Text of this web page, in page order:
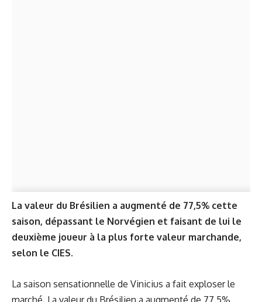
La valeur du Brésilien a augmenté de 77,5% cette
saison, dépassant le Norvégien et faisant de lui le
deuxième joueur à la plus forte valeur marchande,
selon le CIES.
La saison sensationnelle de Vinicius a fait exploser le
marché. La valeur du Brésilien a augmenté de 77,5%